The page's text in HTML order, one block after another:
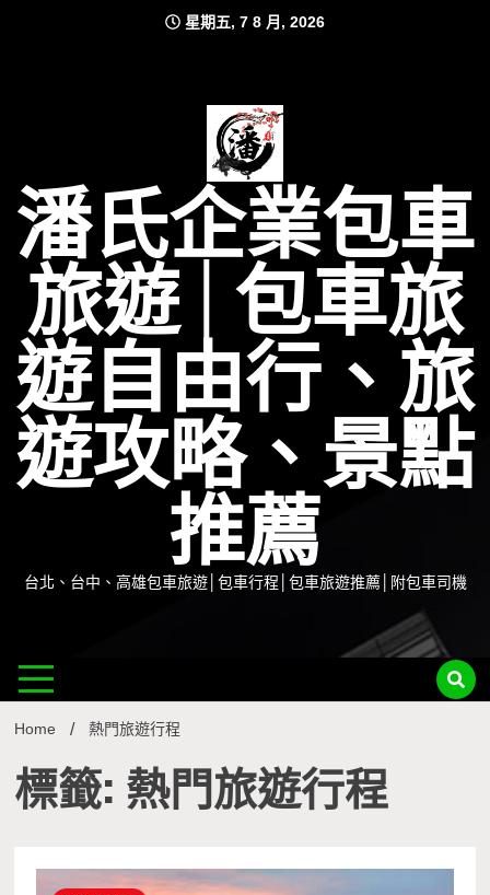
星期五, 7 8 月, 2026
潘氏企業包車
旅遊│包車旅
遊自由行、旅
遊攻略、景點
推薦
台北、台中、高雄包車旅遊│包車行程│包車旅遊推薦│附包車司機
Home 熱門旅遊行程
標籤: 熱門旅遊行程